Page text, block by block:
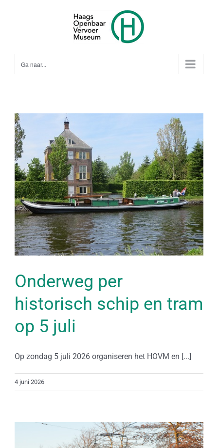
Ga naar...
Onderweg per
historisch schip en tram
op 5 juli
Op zondag 5 juli 2026 organiseren het HOVM en [...]
4 juni 2026